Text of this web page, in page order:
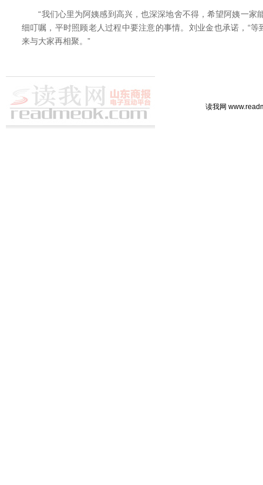
“我们心里为阿姨感到高兴，也深深地舍不得，希望阿姨一家
细叮嘱，平时照顾老人过程中要注意的事情。刘业金也承诺，“
来与大家再相聚。”
读我网